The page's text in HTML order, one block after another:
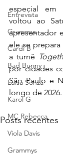
Entrevista
Grammys
Cardi B
Bad Bunny
Luísa Sonza
Karol G
MC Rebecca
Viola Davis
Grammys
especial em
voltou ao
apresentador
ele se prepara
a turnê
por cidades
São Paulo e
longo de 2026.
Posts recentes